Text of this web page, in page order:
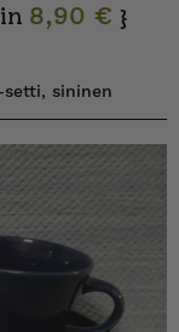
8,90 € }
setti, sininen